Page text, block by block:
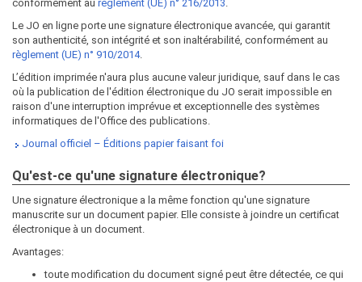
conformément au règlement (UE) n° 216/2013.
Le JO en ligne porte une signature électronique avancée, qui garantit
son authenticité, son intégrité et son inaltérabilité, conformément au
règlement (UE) n° 910/2014.
L’édition imprimée n'aura plus aucune valeur juridique, sauf dans le cas
où la publication de l'édition électronique du JO serait impossible en
raison d'une interruption imprévue et exceptionnelle des systèmes
informatiques de l'Office des publications.
Journal officiel – Éditions papier faisant foi
Qu'est-ce qu'une signature électronique?
Une signature électronique a la même fonction qu'une signature
manuscrite sur un document papier. Elle consiste à joindre un certificat
électronique à un document.
Avantages:
toute modification du document signé peut être détectée, ce qui